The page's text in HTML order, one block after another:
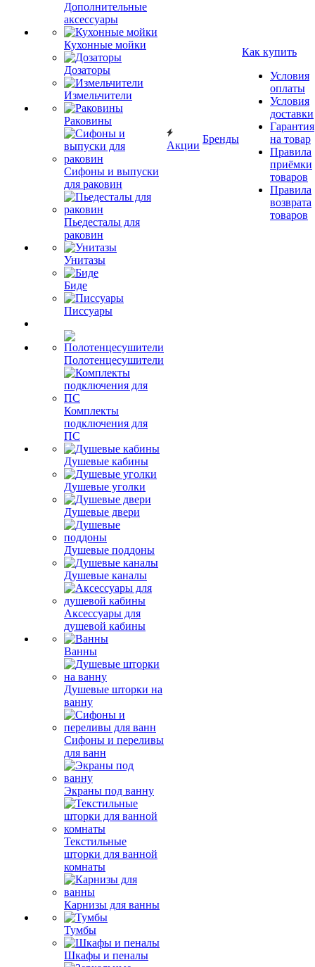
Дополнительные
аксессуары
Кухонные мойки
Дозаторы
Измельчители
Раковины
Сифоны и выпуски
для раковин
Пьедесталы для
раковин
Унитазы
Биде
Писсуары
Полотенцесушители
Комплекты
подключения для
ПС
Душевые кабины
Душевые уголки
Душевые двери
Душевые поддоны
Душевые каналы
Аксессуары для
душевой кабины
Ванны
Душевые шторки на
ванну
Сифоны и переливы
для ванн
Экраны под ванну
Текстильные
шторки для ванной
комнаты
Карнизы для ванны
Тумбы
Шкафы и пеналы
Акции
Бренды
Как купить
Условия
оплаты
Условия
доставки
Гарантия
на товар
Правила
приёмки
товаров
Правила
возврата
товаров